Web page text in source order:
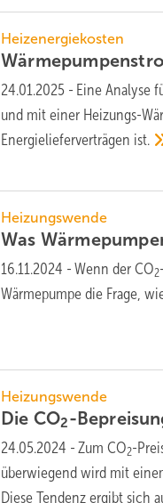
Heizenergiekosten
24.01.2025 - Eine Ana­ly­se
und mit einer Heizungs-
Energie­liefer­ver­trä­gen ist.
Heizungswende
Was
16.11.2024 - Wenn der CO2
Wärme­pum­pe die Fra­ge,
Heizungswende
Die CO2-
24.05.2024 - Zum CO2-
überwiegend wird mit
Diese Tendenz ergibt sich